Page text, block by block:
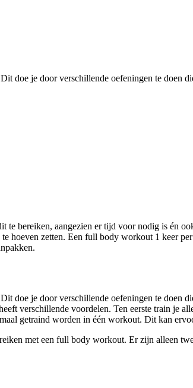
je door verschillende oefeningen te doen
bereiken, aangezien er tijd voor nodig is én
hoeven zetten. Een full body workout 1 keer
je door verschillende oefeningen te doen
verschillende voordelen. Ten eerste train je
getraind worden in één workout. Dit kan
met een full body workout. Er zijn alleen